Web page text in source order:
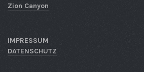
Zion Canyon
IMPRESSUM
DATENSCHUTZ